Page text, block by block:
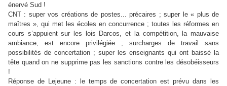
énervé Sud !
CNT : super vos créations de postes... précaires ; super le « plus de
maîtres », qui met les écoles en concurrence ; toutes les réformes en
cours s’appuient sur les lois Darcos, et la compétition, la mauvaise
ambiance, est encore privilégiée ; surcharges de travail sans
possibilités de concertation ; super les enseignants qui ont baissé la
tête quand on ne supprime pas les sanctions contre les désobéisseurs
!
Réponse de Lejeune : le temps de concertation est prévu dans les